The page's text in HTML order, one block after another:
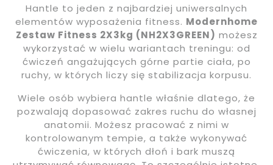
Hantle to jeden z najbardziej uniwersalnych
elementów wyposażenia fitness. Modernhome
Zestaw Fitness 2X3kg (NH2X3GREEN) możesz
wykorzystać w wielu wariantach treningu: od
ćwiczeń angażujących górne partie ciała, po
ruchy, w których liczy się stabilizacja korpusu.
Wiele osób wybiera hantle właśnie dlatego, że
pozwalają dopasować zakres ruchu do własnej
anatomii. Możesz pracować z nimi w
kontrolowanym tempie, a także wykonywać
ćwiczenia, w których dłoń i bark muszą